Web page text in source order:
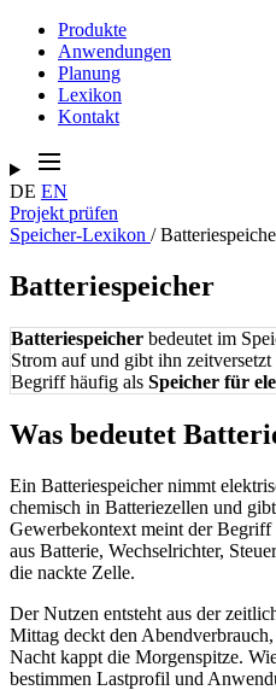
Produkte
Anwendungen
Planung
Lexikon
Kontakt
DE EN
Projekt prüfen
Speicher-Lexikon /
Batteriespeicher
Batteriespeicher bedeutet im
Strom auf und gibt ihn
Begriff häufig als Speicher für
Was bedeutet
Ein Batteriespeicher nimmt
chemisch in Batteriezellen und
Gewerbekontext meint der Begriff
aus Batterie, Wechselrichter,
die nackte Zelle.
Der Nutzen entsteht aus der
Mittag deckt den
Nacht kappt die Morgenspitze.
bestimmen Lastprofil und